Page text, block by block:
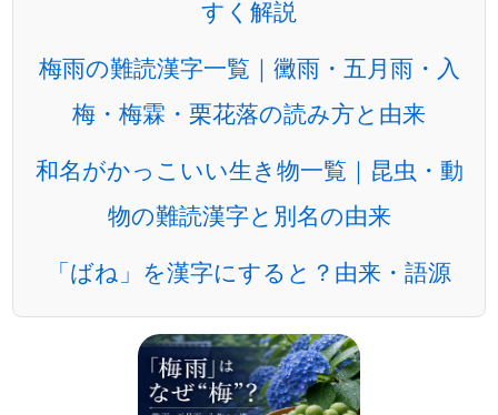
すく解説
梅雨の難読漢字一覧｜黴雨・五月雨・入
梅・梅霖・栗花落の読み方と由来
和名がかっこいい生き物一覧｜昆虫・動
物の難読漢字と別名の由来
「ばね」を漢字にすると？由来・語源